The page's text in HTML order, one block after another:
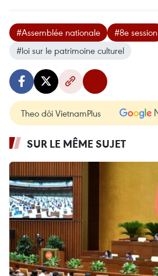
#Assemblée nationale
#8e session
#loi sur le patrimoine culturel
Theo dõi VietnamPlus
SUR LE MÊME SUJET